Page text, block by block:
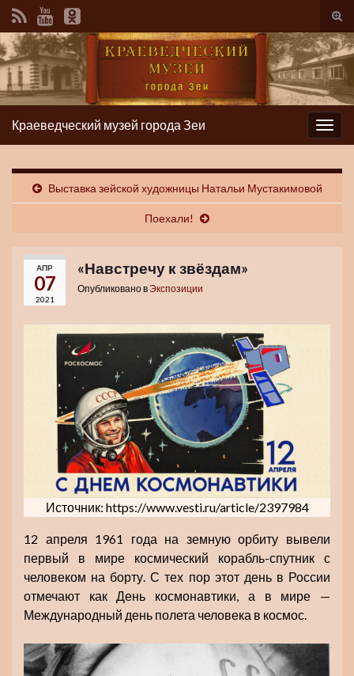
Вкл/
Вкл/
выкл
Краеведческий музей города Зеи
Выставка зейской художницы Натальи Мустакимовой
Поехали!
АПР
07
2021
«Навстречу к звёздам»
Опубликовано вЭкспозиции
Источник: https://www.vesti.ru/article/2397984
12 апреля 1961 года на земную орбиту вывели
первый в мире космический корабль-спутник с
человеком на борту. С тех пор этот день в России
отмечают как День космонавтики, а в мире —
Международный день полета человека в космос.